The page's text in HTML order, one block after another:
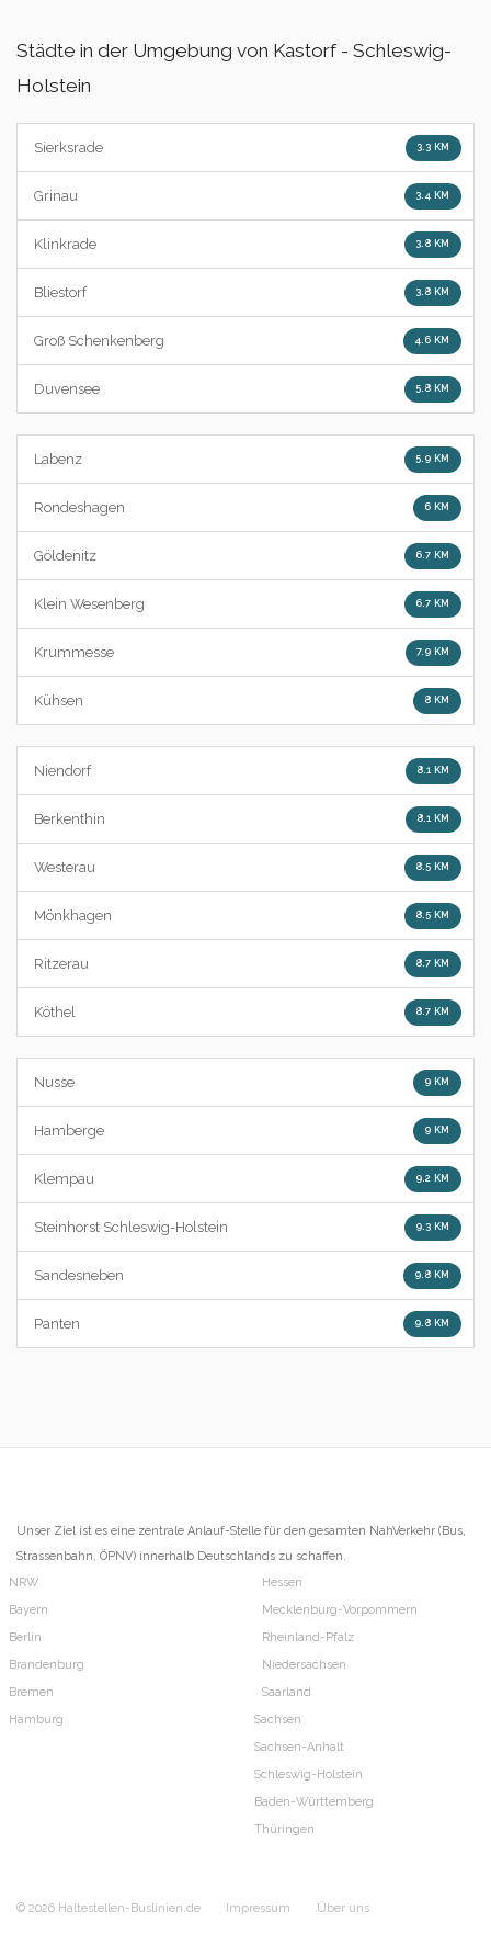
Städte in der Umgebung von Kastorf - Schleswig-
Holstein
Sierksrade 3.3 KM
Grinau 3.4 KM
Klinkrade 3.8 KM
Bliestorf 3.8 KM
Groß Schenkenberg 4.6 KM
Duvensee 5.8 KM
Labenz 5.9 KM
Rondeshagen 6 KM
Göldenitz 6.7 KM
Klein Wesenberg 6.7 KM
Krummesse 7.9 KM
Kühsen 8 KM
Niendorf 8.1 KM
Berkenthin 8.1 KM
Westerau 8.5 KM
Mönkhagen 8.5 KM
Ritzerau 8.7 KM
Köthel 8.7 KM
Nusse 9 KM
Hamberge 9 KM
Klempau 9.2 KM
Steinhorst Schleswig-Holstein 9.3 KM
Sandesneben 9.8 KM
Panten 9.8 KM
Unser Ziel ist es eine zentrale Anlauf-Stelle für den gesamten NahVerkehr (Bus,
Strassenbahn, ÖPNV) innerhalb Deutschlands zu schaffen.
NRW
Bayern
Berlin
Brandenburg
Bremen
Hamburg
Hessen
Mecklenburg-Vorpommern
Rheinland-Pfalz
Niedersachsen
Saarland
Sachsen
Sachsen-Anhalt
Schleswig-Holstein
Baden-Württemberg
Thüringen
© 2026 Haltestellen-Buslinien.de Impressum Über uns